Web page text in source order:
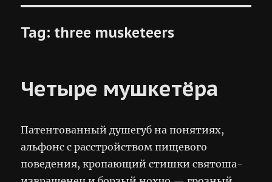
Tag: three musketeers
Четыре мушкетёра
Патентованный душегуб на понятиях,
альфонс с расстройством пищевого
поведения, кропающий стишки святоша-